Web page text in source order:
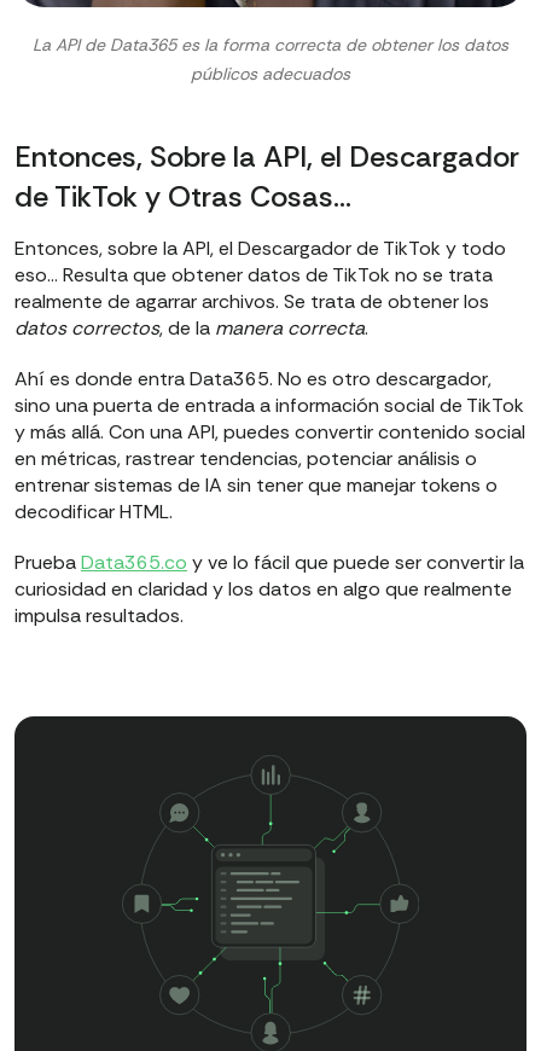
La API de Data365 es la forma correcta de obtener los datos
públicos adecuados
Entonces, Sobre la API, el Descargador
de TikTok y Otras Cosas…
Entonces, sobre la API, el Descargador de TikTok y todo
eso… Resulta que obtener datos de TikTok no se trata
realmente de agarrar archivos. Se trata de obtener los
datos correctos, de la manera correcta.
Ahí es donde entra Data365. No es otro descargador,
sino una puerta de entrada a información social de TikTok
y más allá. Con una API, puedes convertir contenido social
en métricas, rastrear tendencias, potenciar análisis o
entrenar sistemas de IA sin tener que manejar tokens o
decodificar HTML.
PruebaData365.co y ve lo fácil que puede ser convertir la
curiosidad en claridad y los datos en algo que realmente
impulsa resultados.